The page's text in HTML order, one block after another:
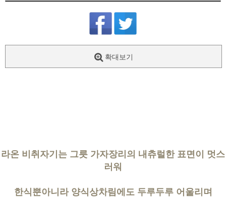
확대보기
라온 비취자기는 그릇 가자장리의 내츄럴한 표면이 멋스
러워
한식뿐아니라 양식상차림에도 두루두루 어울리며